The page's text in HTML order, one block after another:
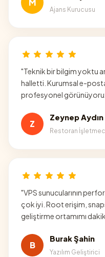
M
Ajans Kurucusu
"Teknik bir bilgim yoktu
halletti. Kurumsal e-
profesyonel
Z
Zeynep Aydın
Restoran
"VPS sunucularının
çok iyi. Root erişim,
geliştirme ortamımı
B
Burak Şahin
Yazılım Geliştirici